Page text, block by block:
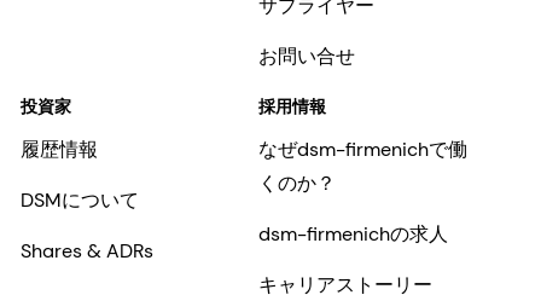
サプライヤー
お問い合せ
投資家
履歴情報
DSMについて
Shares & ADRs
採用情報
なぜdsm-firmenichで働
くのか？
dsm-firmenichの求人
キャリアストーリー